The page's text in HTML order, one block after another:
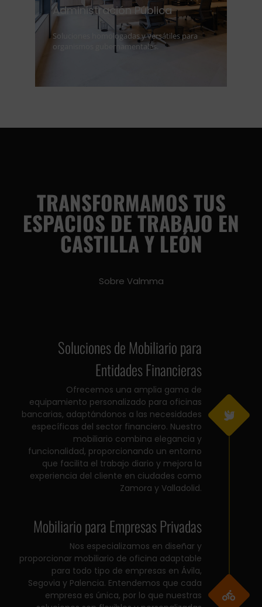
Administración Pública
Soluciones homologadas y versátiles para
organismos gubernamentales.
TRANSFORMAMOS TUS
ESPACIOS DE TRABAJO EN
CASTILLA Y LEÓN
Sobre Valmma
Soluciones de Mobiliario para
Entidades Financieras
Ofrecemos una amplia gama de
equipamiento personalizado para oficinas
bancarias, adaptándonos a las necesidades
específicas del sector financiero. Nuestro
mobiliario combina elegancia y
funcionalidad, proporcionando un entorno
que facilita el trabajo diario y mejora la
experiencia del cliente en ciudades como
Zamora y Valladolid.
Mobiliario para Empresas Privadas
Nos especializamos en diseñar y
proporcionar mobiliario de oficina adaptable
para todo tipo de empresas en Ávila,
Segovia y Palencia. Entendemos que cada
empresa es única, por lo que nuestras